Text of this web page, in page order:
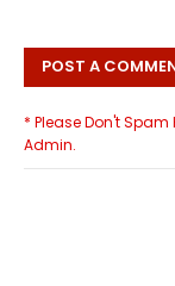
POST A
* Please Don't
Admin.